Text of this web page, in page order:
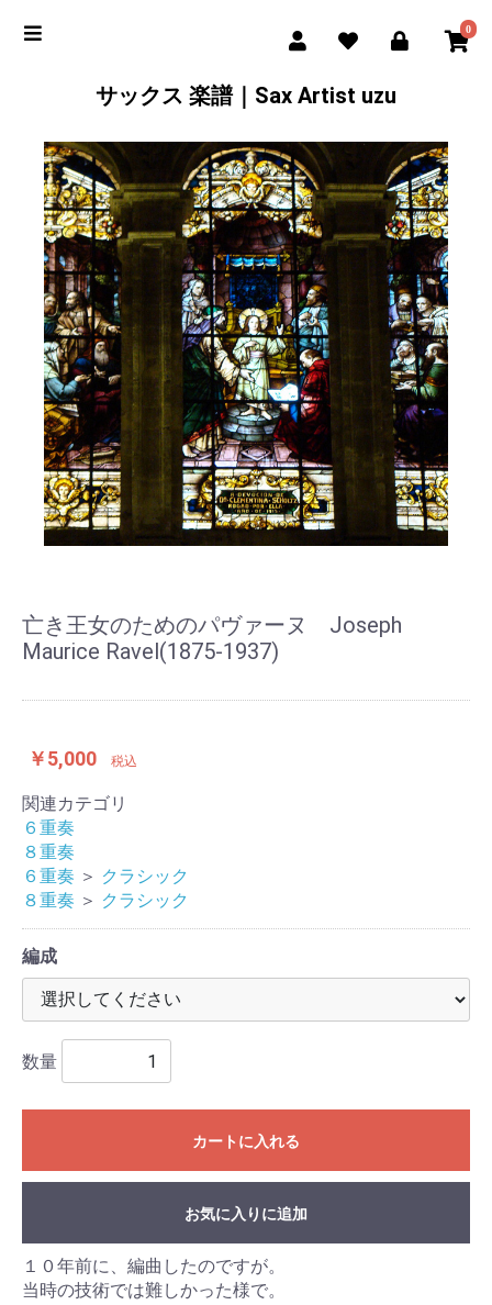
0
サックス 楽譜｜Sax Artist uzu
亡き王女のためのパヴァーヌ Joseph
Maurice Ravel(1875-1937)
￥5,000 税込
関連カテゴリ
６重奏
８重奏
６重奏 ＞ クラシック
８重奏 ＞ クラシック
編成
数量
カートに入れる
お気に入りに追加
１０年前に、編曲したのですが。
当時の技術では難しかった様で。